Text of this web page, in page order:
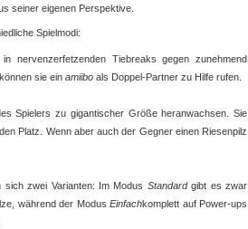
seiner eigenen Perspektive.
Spielmodi:
nervenzerfetzenden Tiebreaks gegen zunehmend
sie ein amiibo als Doppel-Partner zu Hilfe rufen.
Spielers zu gigantischer Größe heranwachsen. Sie
Platz. Wenn aber auch der Gegner einen Riesenpilz
zwei Varianten: Im Modus Standard gibt es zwar
während der Modus Einfachkomplett auf Power-ups